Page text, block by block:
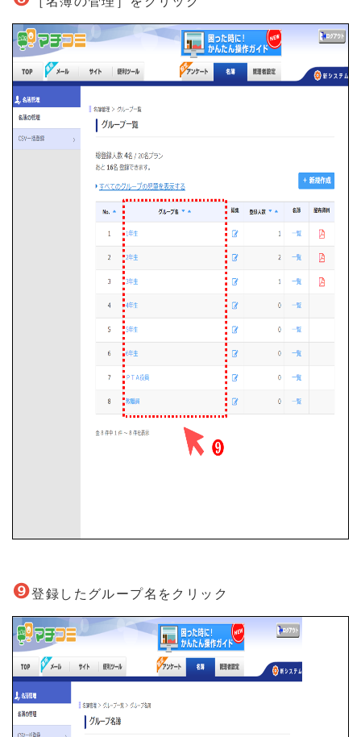
❾登録したグループ名をクリック